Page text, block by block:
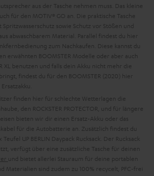
aus der Tasche nehmen muss. Das kleine
für den MOTIV® GO an. Die praktische Tasche
Spritzwasserschutz sowie Schutz vor Stößen und
abwaschbarem Material. Parallel findest du hier
zum Nachkaufen. Diese kannst du
erwähnten BOOMSTER Modelle oder aber auch
XL benutzen und falls dein Akku nicht mehr die
findest du für den BOOMSTER (2020) hier
finden hier für schlechte Wetterlagen die
den ROCKSTER PROTECTOR, und für längere
bieten wir dir einen Ersatz-Akku oder das
für die Autobatterie an. Zusätzlich findest du
UP BERLIN Daypack Rucksack. Der Rucksack
verfügt über eine zusätzliche Tasche für deinen
und bietet allerlei Stauraum für deine portablen
Materialien sind zudem zu 100% recycelt, PFC-frei